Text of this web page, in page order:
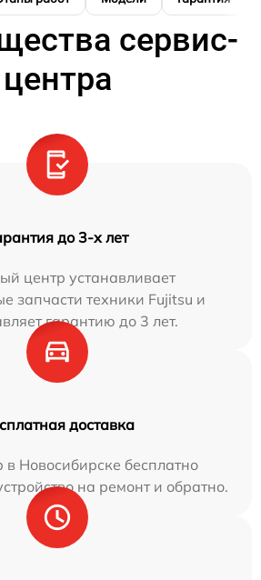
сервис-
центра
до 3-х лет
центр устанавливает
запчасти техники Fujitsu и
гарантию до 3 лет.
доставка
Новосибирске бесплатно
на ремонт и обратно.